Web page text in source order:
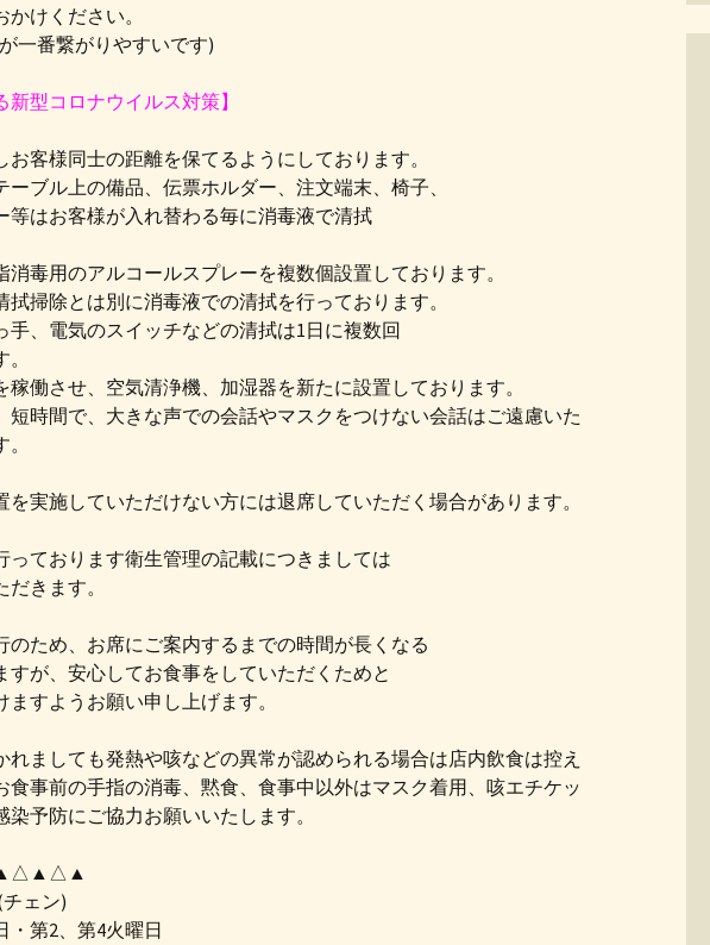
けください。
一番繋がりやすいです)
新型コロナウイルス対策】
客様同士の距離を保てるようにしております。
ブル上の備品、伝票ホルダー、注文端末、椅子、
等はお客様が入れ替わる毎に消毒液で清拭
毒用のアルコールスプレーを複数個設置しております。
掃除とは別に消毒液での清拭を行っております。
手、電気のスイッチなどの清拭は1日に複数回
働させ、空気清浄機、加湿器を新たに設置しております。
時間で、大きな声での会話やマスクをつけない会話はご遠慮いた
実施していただけない方には退席していただく場合があります。
っております衛生管理の記載につきましては
きます。
ため、お席にご案内するまでの時間が長くなる
すが、安心してお食事をしていただくためと
ますようお願い申し上げます。
ましても発熱や咳などの異常が認められる場合は店内飲食は控え
食事前の手指の消毒、黙食、食事中以外はマスク着用、咳エチケッ
染予防にご協力お願いいたします。
ェン)
・第2、第4火曜日